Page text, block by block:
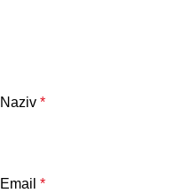
Naziv *
Email *